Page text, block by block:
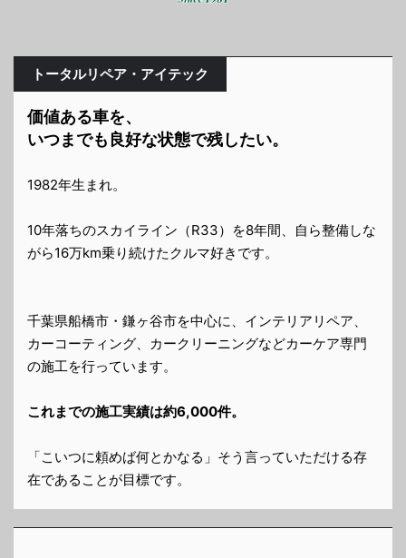
トータルリペア・アイテック
価値ある車を、
いつまでも良好な状態で残したい。
1982年生まれ。
10年落ちのスカイライン（R33）を8年間、自ら整備しな
がら16万km乗り続けたクルマ好きです。
千葉県船橋市・鎌ヶ谷市を中心に、インテリアリペア、
カーコーティング、カークリーニングなどカーケア専門
の施工を行っています。
これまでの施工実績は約6,000件。
「こいつに頼めば何とかなる」そう言っていただける存
在であることが目標です。